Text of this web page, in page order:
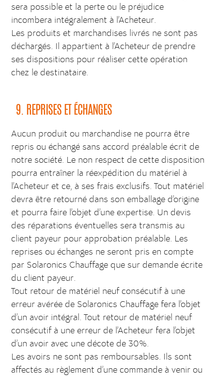
sera possible et la perte ou le préjudice
incombera intégralement à l’Acheteur.
Les produits et marchandises livrés ne sont pas
déchargés. Il appartient à l’Acheteur de prendre
ses dispositions pour réaliser cette opération
chez le destinataire.
9. REPRISES ET ÉCHANGES
Aucun produit ou marchandise ne pourra être
repris ou échangé sans accord préalable écrit de
notre société. Le non respect de cette disposition
pourra entraîner la réexpédition du matériel à
l’Acheteur et ce, à ses frais exclusifs. Tout matériel
devra être retourné dans son emballage d’origine
et pourra faire l’objet d’une expertise. Un devis
des réparations éventuelles sera transmis au
client payeur pour approbation préalable. Les
reprises ou échanges ne seront pris en compte
par Solaronics Chauffage que sur demande écrite
du client payeur.
Tout retour de matériel neuf consécutif à une
erreur avérée de Solaronics Chauffage fera l’objet
d’un avoir intégral. Tout retour de matériel neuf
consécutif à une erreur de l’Acheteur fera l’objet
d’un avoir avec une décote de 30%.
Les avoirs ne sont pas remboursables. Ils sont
affectés au règlement d’une commande à venir ou